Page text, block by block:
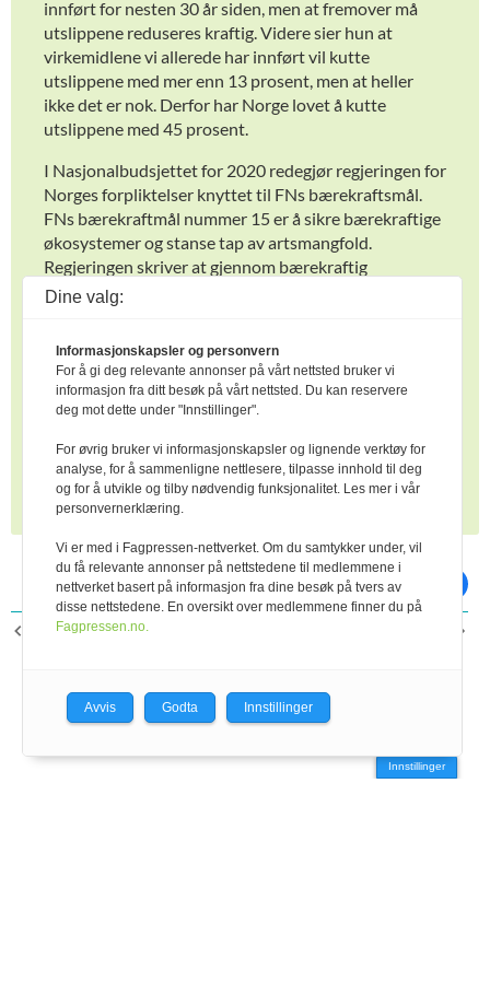
innført for nesten 30 år siden, men at fremover må
utslippene reduseres kraftig. Videre sier hun at
virkemidlene vi allerede har innført vil kutte
utslippene med mer enn 13 prosent, men at heller
ikke det er nok. Derfor har Norge lovet å kutte
utslippene med 45 prosent.
I Nasjonalbudsjettet for 2020 redegjør regjeringen for
Norges forpliktelser knyttet til FNs bærekraftsmål.
FNs bærekraftmål nummer 15 er å sikre bærekraftige
økosystemer og stanse tap av artsmangfold.
Regjeringen skriver at gjennom bærekraftig
skogforvaltning jobber de med å redusere
biologiske mangfoldet, dermed også den viktigste
årsaken til at arter kommer på rødlista. Hele 90
prosent av de truede artene antas å være negativt
som fører til gjengroing, er angitt som
påvirkningsfaktor for 29 prosent av de truede artene.
FORRIGE ARTIKKEL
bonden
Innstillinger
Dine valg:
Informasjonskapsler og personvern
For å gi deg relevante annonser på vårt nettsted bruker vi
informasjon fra ditt besøk på vårt nettsted. Du kan reservere
deg mot dette under "Innstillinger".
For øvrig bruker vi informasjonskapsler og lignende verktøy for
analyse, for å sammenligne nettlesere, tilpasse innhold til deg
og for å utvikle og tilby nødvendig funksjonalitet. Les mer i vår
personvernerklæring.
Vi er med i Fagpressen-nettverket. Om du samtykker under, vil
du få relevante annonser på nettstedene til medlemmene i
nettverket basert på informasjon fra dine besøk på tvers av
disse nettstedene. En oversikt over medlemmene finner du på
Fagpressen.no.
Avvis Godta Innstillinger